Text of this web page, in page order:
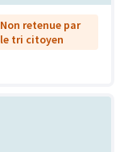
Non retenue par
le tri citoyen